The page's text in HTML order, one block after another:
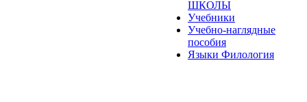
ШКОЛЫ
Учебники
Учебно-наглядные
пособия
Языки Филология